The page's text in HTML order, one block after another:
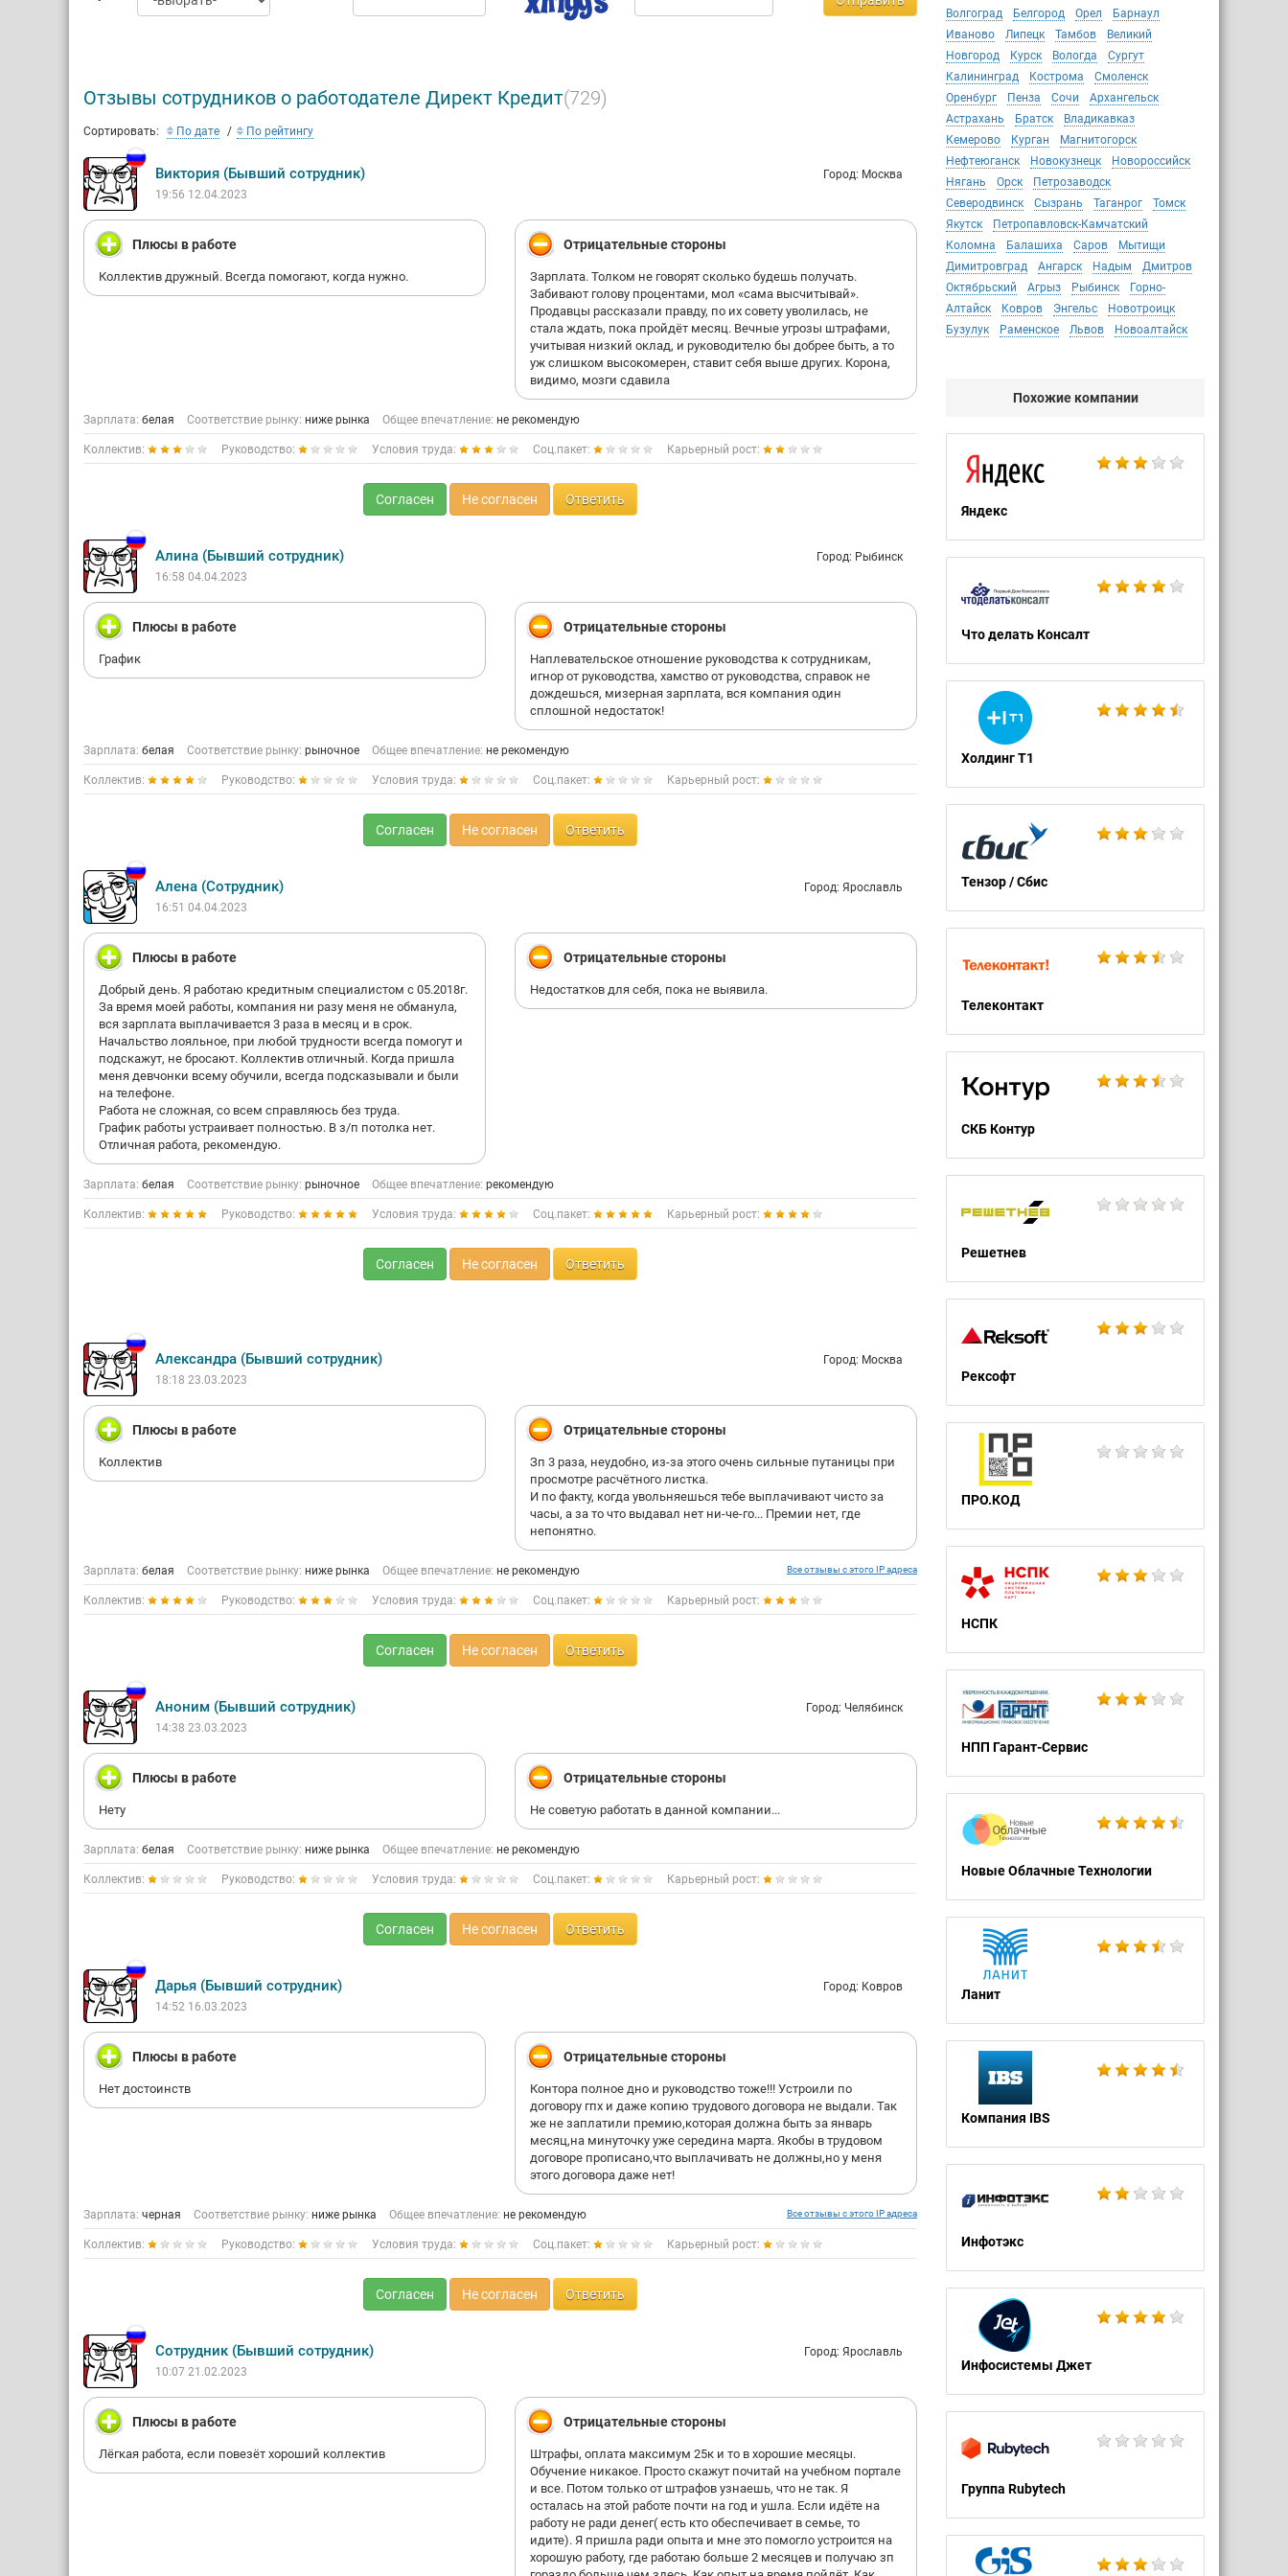
Волгоград
Белгород Орел
Барнаул
Иваново
Липецк Тамбов
Великий
Новгород
Курск Вологда
Сургут
Калининград
Кострома
Смоленск
Оренбург
Пенза Сочи
Архангельск
Астрахань
Братск
Владикавказ
Кемерово
Курган
Магнитогорск
Нефтеюганск
Новокузнецк
Новороссийск
Нягань
Орск
Петрозаводск
Северодвинск
Сызрань Таганрог
Томск
Якутск
Петропавловск-Камчатский
Коломна
Балашиха Саров
Мытищи
Димитровград
Ангарск Надым
Дмитров
Октябрьский
Агрыз Рыбинск
Горно-
Алтайск
Ковров Энгельс
Новотроицк
Бузулук
Раменское Львов Новоалтайск
Похожие компании
Яндекс
Что делать Консалт
Холдинг Т1
Тензор / Сбис
Телеконтакт
СКБ Контур
Решетнев
Рексофт
ПРО.КОД
НСПК
НПП Гарант-Сервис
Новые Облачные Технологии
Ланит
Компания IBS
Инфотэкс
Инфосистемы Джет
Группа Rubytech
Отзывы сотрудников о работодателе Директ Кредит(729)
Сортировать: По дате По рейтингу
Виктория (Бывший сотрудник)
Город: Москва
19:56 12.04.2023
Плюсы в работе
Коллектив дружный. Всегда помогают, когда нужно.
Отрицательные стороны
Зарплата. Толком не говорят сколько будешь получать.
Забивают голову процентами, мол «сама высчитывай».
Продавцы рассказали правду, по их совету уволилась, не
стала ждать, пока пройдёт месяц. Вечные угрозы штрафами,
учитывая низкий оклад, и руководителю бы добрее быть, а то
уж слишком высокомерен, ставит себя выше других. Корона,
видимо, мозги сдавила
Зарплата: белая Соответствие рынку: ниже рынка Общее впечатление: не рекомендую
Коллектив: Руководство: Условия труда: Соц.пакет: Карьерный рост:
Согласен Не согласен Ответить
Алина (Бывший сотрудник)
Город: Рыбинск
16:58 04.04.2023
Плюсы в работе
График
Отрицательные стороны
Наплевательское отношение руководства к сотрудникам,
игнор от руководства, хамство от руководства, справок не
дождешься, мизерная зарплата, вся компания один
сплошной недостаток!
Зарплата: белая Соответствие рынку: рыночное Общее впечатление: не рекомендую
Коллектив: Руководство: Условия труда: Соц.пакет: Карьерный рост:
Согласен Не согласен Ответить
Алена (Сотрудник)
Город: Ярославль
16:51 04.04.2023
Плюсы в работе
Добрый день. Я работаю кредитным специалистом с 05.2018г.
За время моей работы, компания ни разу меня не обманула,
вся зарплата выплачивается 3 раза в месяц и в срок.
Начальство лояльное, при любой трудности всегда помогут и
подскажут, не бросают. Коллектив отличный. Когда пришла
меня девчонки всему обучили, всегда подсказывали и были
на телефоне.
Работа не сложная, со всем справляюсь без труда.
График работы устраивает полностью. В з/п потолка нет.
Отличная работа, рекомендую.
Отрицательные стороны
Недостатков для себя, пока не выявила.
Зарплата: белая Соответствие рынку: рыночное Общее впечатление: рекомендую
Коллектив: Руководство: Условия труда: Соц.пакет: Карьерный рост:
Согласен Не согласен Ответить
Александра (Бывший сотрудник)
Город: Москва
18:18 23.03.2023
Плюсы в работе
Коллектив
Отрицательные стороны
Зп 3 раза, неудобно, из-за этого очень сильные путаницы при
просмотре расчётного листка.
И по факту, когда увольняешься тебе выплачивают чисто за
часы, а за то что выдавал нет ни-че-го... Премии нет, где
непонятно.
Зарплата: белая Соответствие рынку: ниже рынка Общее впечатление: не рекомендую Все отзывы с этого IP адреса
Коллектив: Руководство: Условия труда: Соц.пакет: Карьерный рост:
Согласен Не согласен Ответить
Аноним (Бывший сотрудник)
Город: Челябинск
14:38 23.03.2023
Плюсы в работе
Нету
Отрицательные стороны
Не советую работать в данной компании...
Зарплата: белая Соответствие рынку: ниже рынка Общее впечатление: не рекомендую
Коллектив: Руководство: Условия труда: Соц.пакет: Карьерный рост:
Согласен Не согласен Ответить
Дарья (Бывший сотрудник)
Город: Ковров
14:52 16.03.2023
Плюсы в работе
Нет достоинств
Отрицательные стороны
Контора полное дно и руководство тоже!!! Устроили по
договору гпх и даже копию трудового договора не выдали. Так
же не заплатили премию,которая должна быть за январь
месяц,на минуточку уже середина марта. Якобы в трудовом
договоре прописано,что выплачивать не должны,но у меня
этого договора даже нет!
Зарплата: черная Соответствие рынку: ниже рынка Общее впечатление: не рекомендую Все отзывы с этого IP адреса
Коллектив: Руководство: Условия труда: Соц.пакет: Карьерный рост:
Согласен Не согласен Ответить
Сотрудник (Бывший сотрудник)
Город: Ярославль
10:07 21.02.2023
Плюсы в работе
Лёгкая работа, если повезёт хороший коллектив
Отрицательные стороны
Штрафы, оплата максимум 25к и то в хорошие месяцы.
Обучение никакое. Просто скажут почитай на учебном портале
и все. Потом только от штрафов узнаешь, что не так. Я
осталась на этой работе почти на год и ушла. Если идёте на
работу не ради денег( есть кто обеспечивает в семье, то
идите). Я пришла ради опыта и мне это помогло устроится на
хорошую работу, где работаю больше 2 месяцев и получаю зп